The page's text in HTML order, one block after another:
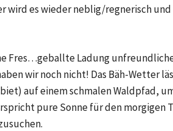
wird es wieder neblig/regnerisch
Fres…geballte Ladung
wir noch nicht! Das Bäh-Wetter
auf einem schmalen Waldpfad,
pure Sonne für den morgigen